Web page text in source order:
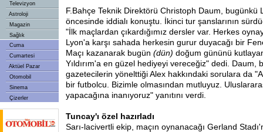
Televizyon
Astroloji
Magazin
Sağlık
Cuma
Cumartesi
Aktüel Pazar
Otomobil
Sinema
Çizerler
F.Bahçe Teknik Direktörü Christoph Daum, bugünkü
öncesinde iddialı konuştu. İkinci tur şanslarının
"İlk maçlardan çıkardığımız dersler var. Herkes
Lyon'a karşı sahada herkesin gurur duyacağı bir
Maçı kazanarak bugün (dün) doğum gününü
Yıldırım'a en güzel hediyeyi vereceğiz" dedi. Daum,
gazetecilerin yönelttiği Alex hakkındaki sorulara da
bir futbolcu. Bizimle olmasından mutluyuz.
yapacağına inanıyoruz" yanıtını verdi.
Tuncay'ı özel hazırladı
Sarı-lacivertli ekip, maçın oynanacağı Gerland